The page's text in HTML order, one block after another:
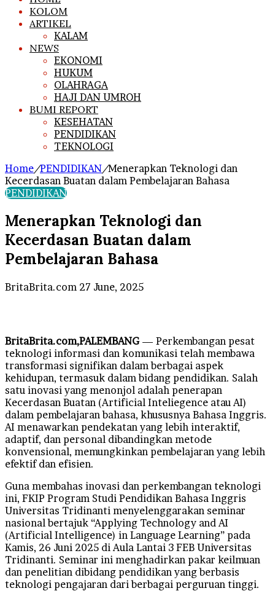
KOLOM
ARTIKEL
KALAM
NEWS
EKONOMI
HUKUM
OLAHRAGA
HAJI DAN UMROH
BUMI REPORT
KESEHATAN
PENDIDIKAN
TEKNOLOGI
Home/PENDIDIKAN/Menerapkan Teknologi dan
Kecerdasan Buatan dalam Pembelajaran Bahasa
PENDIDIKAN
Menerapkan Teknologi dan
Kecerdasan Buatan dalam
Pembelajaran Bahasa
BritaBrita.com Send
27 June, 2025
BritaBrita.com,PALEMBANG— Perkembangan pesat
teknologi informasi dan komunikasi telah membawa
transformasi signifikan dalam berbagai aspek
kehidupan, termasuk dalam bidang pendidikan. Salah
satu inovasi yang menonjol adalah penerapan
Kecerdasan Buatan (Artificial Inteliegence atau AI)
dalam pembelajaran bahasa, khususnya Bahasa Inggris.
AI menawarkan pendekatan yang lebih interaktif,
adaptif, dan personal dibandingkan metode
konvensional, memungkinkan pembelajaran yang lebih
efektif dan efisien.
Guna membahas inovasi dan perkembangan teknologi
ini, FKIP Program Studi Pendidikan Bahasa Inggris
Universitas Tridinanti menyelenggarakan seminar
nasional bertajuk “Applying Technology and AI
(Artificial Intelligence) in Language Learning” pada
Kamis, 26 Juni 2025 di Aula Lantai 3 FEB Universitas
Tridinanti. Seminar ini menghadirkan pakar keilmuan
dan penelitian dibidang pendidikan yang berbasis
teknologi pengajaran dari berbagai perguruan tinggi.